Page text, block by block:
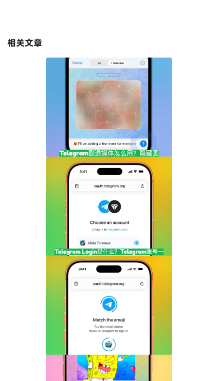
相关文章
频内容完整指南
Telegram Login是什么？Telegram账号
一键登录功能全面解析